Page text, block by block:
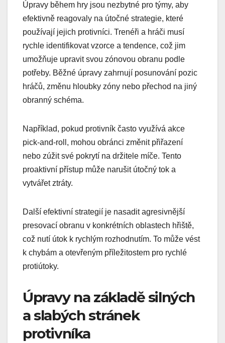
Úpravy během hry jsou nezbytné pro týmy, aby
efektivně reagovaly na útočné strategie, které
používají jejich protivníci. Trenéři a hráči musí
rychle identifikovat vzorce a tendence, což jim
umožňuje upravit svou zónovou obranu podle
potřeby. Běžné úpravy zahrnují posunování pozic
hráčů, změnu hloubky zóny nebo přechod na jiný
obranný schéma.
Například, pokud protivník často využívá akce
pick-and-roll, mohou obránci změnit přiřazení
nebo zúžit své pokrytí na držitele míče. Tento
proaktivní přístup může narušit útočný tok a
vytvářet ztráty.
Další efektivní strategií je nasadit agresivnější
presovací obranu v konkrétních oblastech hřiště,
což nutí útok k rychlým rozhodnutím. To může vést
k chybám a otevřeným příležitostem pro rychlé
protiútoky.
Úpravy na základě silných
a slabých stránek
protivníka